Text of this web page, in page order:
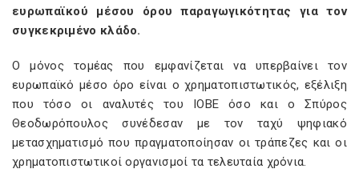
ευρωπαϊκού μέσου όρου παραγωγικότητας για τον
συγκεκριμένο κλάδο.
Ο μόνος τομέας που εμφανίζεται να υπερβαίνει τον
ευρωπαϊκό μέσο όρο είναι ο χρηματοπιστωτικός, εξέλιξη
που τόσο οι αναλυτές του ΙΟΒΕ όσο και ο Σπύρος
Θεοδωρόπουλος συνέδεσαν με τον ταχύ ψηφιακό
μετασχηματισμό που πραγματοποίησαν οι τράπεζες και οι
χρηματοπιστωτικοί οργανισμοί τα τελευταία χρόνια.